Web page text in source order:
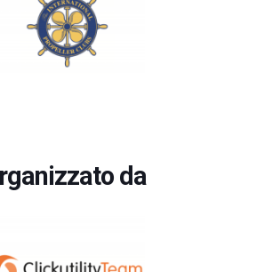
da